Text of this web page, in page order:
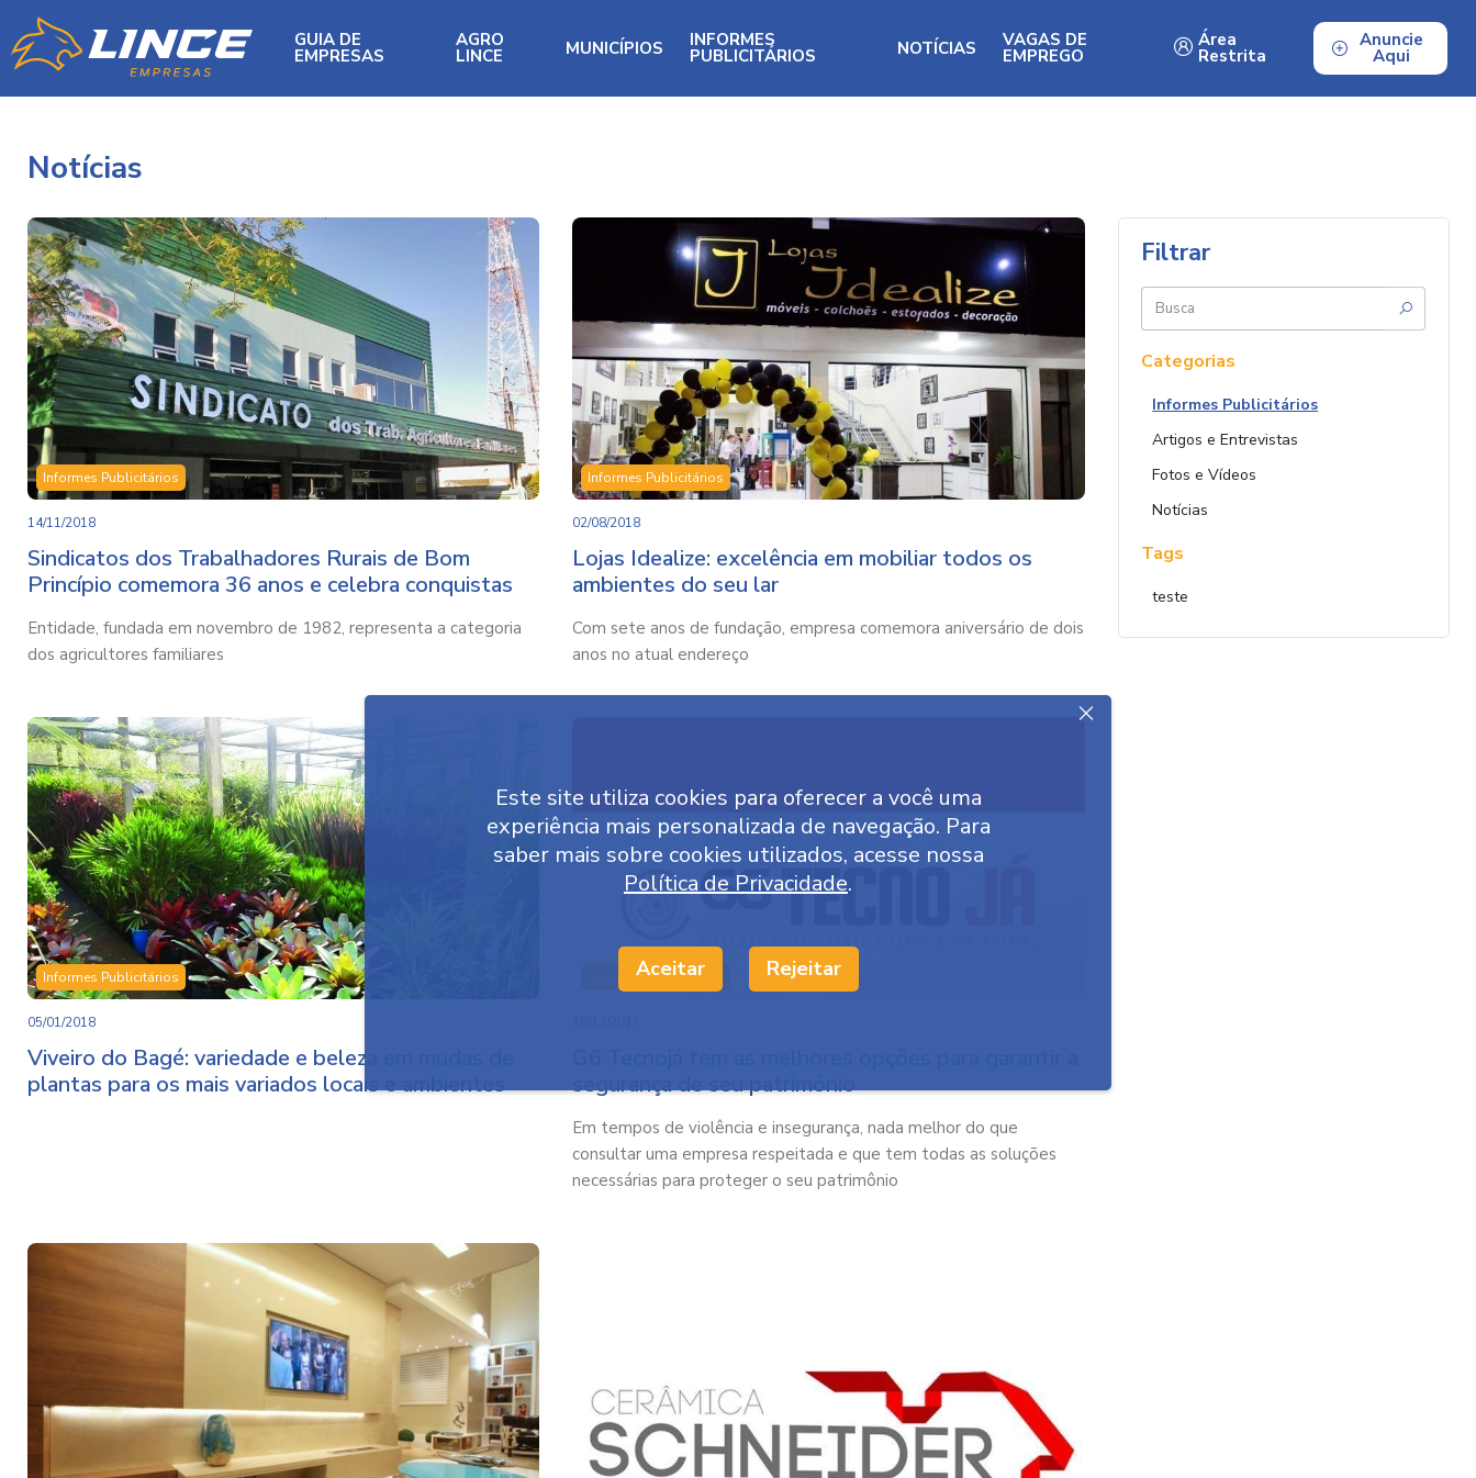
GUIA DE
EMPRESAS
AGRO
LINCE MUNICÍPIOS INFORMES
PUBLICITÁRIOS NOTÍCIAS VAGAS DE
EMPREGO
Área
Restrita
Anuncie
Aqui
Notícias
Informes Publicitários
14/11/2018
Sindicatos dos Trabalhadores Rurais de Bom
Princípio comemora 36 anos e celebra conquistas
Entidade, fundada em novembro de 1982, representa a categoria
dos agricultores familiares
Informes Publicitários
02/08/2018
Lojas Idealize: excelência em mobiliar todos os
ambientes do seu lar
Com sete anos de fundação, empresa comemora aniversário de dois
anos no atual endereço
Informes Publicitários
05/01/2018
Viveiro do Bagé: variedade e beleza em mudas de
plantas para os mais variados locais e ambientes
Informes Publicitários
segurança de seu patrimônio
Em tempos de violência e insegurança, nada melhor do que
consultar uma empresa respeitada e que tem todas as soluções
necessárias para proteger o seu patrimônio
Filtrar
Buscar
por:
Categorias
Informes Publicitários
Artigos e Entrevistas
Fotos e Vídeos
Notícias
Tags
teste
Este site utiliza cookies para oferecer a você uma
experiência mais personalizada de navegação. Para
saber mais sobre cookies utilizados, acesse nossa
Política de Privacidade.
Aceitar Rejeitar